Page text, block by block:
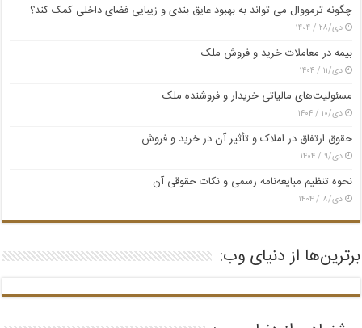
چگونه ترمووال می تواند به بهبود عایق بندی و زیبایی فضای داخلی کمک کند؟
دی/۲۸ / ۱۴۰۴
بیمه در معاملات خرید و فروش ملک
دی/۱۱ / ۱۴۰۴
مسئولیت‌های مالیاتی خریدار و فروشنده ملک
دی/۱۰ / ۱۴۰۴
حقوق ارتفاق در املاک و تأثیر آن در خرید و فروش
دی/۹ / ۱۴۰۴
نحوه تنظیم مبایعه‌نامه رسمی و نکات حقوقی آن
دی/۸ / ۱۴۰۴
برترین‌ها از دنیای وب: